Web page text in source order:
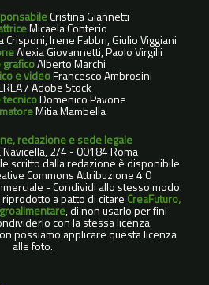
Cristina Giannetti
Micaela Conterio
Crisponi, Irene Fabbri, Giulio Viggiani
Alexia Giovannetti, Paolo Virgilii
Alberto Marchi
e videoFrancesco Ambrosini
/ Adobe Stock
tecnicoDomenico Pavone
Mitia Mambella
redazione e sede legale
Navicella, 2/4 - 00184 Roma
scritto dalla redazione è disponibile
Commons Attribuzione 4.0
- Condividi allo stesso modo.
a patto di citare CreaFuturo,
, di non usarlo per fini
con la stessa licenza.
possiamo applicare questa licenza
alle foto.